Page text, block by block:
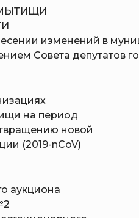
изменений в
Совета депутатов
на период
новой
(2019-nCoV)
аукциона